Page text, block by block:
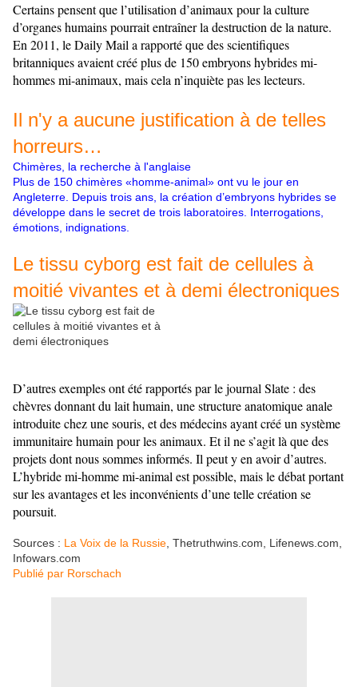
Certains pensent que l’utilisation d’animaux pour la culture
d’organes humains pourrait entraîner la destruction de la nature.
En 2011, le Daily Mail a rapporté que des scientifiques
britanniques avaient créé plus de 150 embryons hybrides mi-
hommes mi-animaux, mais cela n’inquiète pas les lecteurs.
Il n'y a aucune justification à de telles
horreurs…
Chimères, la recherche à l'anglaise
Plus de 150 chimères «homme-animal» ont vu le jour en
Angleterre. Depuis trois ans, la création d’embryons hybrides se
développe dans le secret de trois laboratoires. Interrogations,
émotions, indignations.
Le tissu cyborg est fait de cellules à
moitié vivantes et à demi électroniques
D’autres exemples ont été rapportés par le journal Slate : des
chèvres donnant du lait humain, une structure anatomique anale
introduite chez une souris, et des médecins ayant créé un système
immunitaire humain pour les animaux. Et il ne s’agit là que des
projets dont nous sommes informés. Il peut y en avoir d’autres.
L’hybride mi-homme mi-animal est possible, mais le débat portant
sur les avantages et les inconvénients d’une telle création se
poursuit.
Sources : La Voix de la Russie, Thetruthwins.com, Lifenews.com,
Infowars.com
Publié par Rorschach